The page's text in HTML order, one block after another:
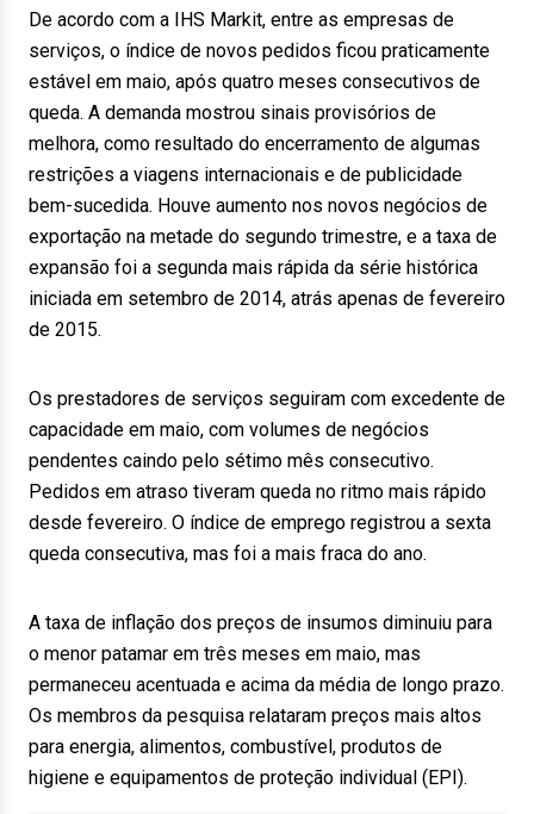
De acordo com a IHS Markit, entre as empresas de
serviços, o índice de novos pedidos ficou praticamente
estável em maio, após quatro meses consecutivos de
queda. A demanda mostrou sinais provisórios de
melhora, como resultado do encerramento de algumas
restrições a viagens internacionais e de publicidade
bem-sucedida. Houve aumento nos novos negócios de
exportação na metade do segundo trimestre, e a taxa de
expansão foi a segunda mais rápida da série histórica
iniciada em setembro de 2014, atrás apenas de fevereiro
de 2015.
Os prestadores de serviços seguiram com excedente de
capacidade em maio, com volumes de negócios
pendentes caindo pelo sétimo mês consecutivo.
Pedidos em atraso tiveram queda no ritmo mais rápido
desde fevereiro. O índice de emprego registrou a sexta
queda consecutiva, mas foi a mais fraca do ano.
A taxa de inflação dos preços de insumos diminuiu para
o menor patamar em três meses em maio, mas
permaneceu acentuada e acima da média de longo prazo.
Os membros da pesquisa relataram preços mais altos
para energia, alimentos, combustível, produtos de
higiene e equipamentos de proteção individual (EPI).